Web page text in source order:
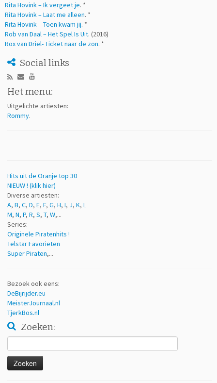
Rita Hovink – Ik vergeet je. *
Rita Hovink – Laat me alleen. *
Rita Hovink – Toen kwam jij. *
Rob van Daal – Het Spel Is Uit. (2016)
Rox van Driel- Ticket naar de zon. *
Social links
Het menu:
Uitgelichte artiesten:
Rommy.
Hits uit de Oranje top 30
NIEUW ! (klik hier)
Diverse artiesten:
A, B, C, D, E, F, G, H, I, J, K, L
M, N, P, R, S, T, W,...
Series:
Originele Piratenhits !
Telstar Favorieten
Super Piraten,...
Bezoek ook eens:
DeBijrijder.eu
MeisterJournaal.nl
TjerkBos.nl
Zoeken:
Zoeken
naar: